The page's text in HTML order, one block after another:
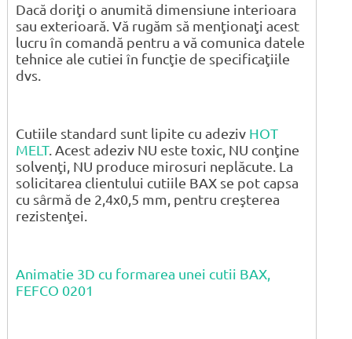
Dacă doriţi o anumită dimensiune interioara
sau exterioară. Vă rugăm să menţionaţi acest
lucru în comandă pentru a vă comunica datele
tehnice ale cutiei în funcţie de specificaţiile
dvs.
Cutiile standard sunt lipite cu adeziv HOT
MELT. Acest adeziv NU este toxic, NU conţine
solvenţi, NU produce mirosuri neplăcute. La
solicitarea clientului cutiile BAX se pot capsa
cu sârmă de 2,4x0,5 mm, pentru creşterea
rezistenţei.
Animatie 3D cu formarea unei cutii BAX,
FEFCO 0201